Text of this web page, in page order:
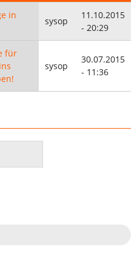
in
sysop
11.10.2015
- 20:29
für
sysop
30.07.2015
- 11:36